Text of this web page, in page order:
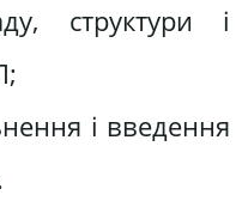
структури і
і введення